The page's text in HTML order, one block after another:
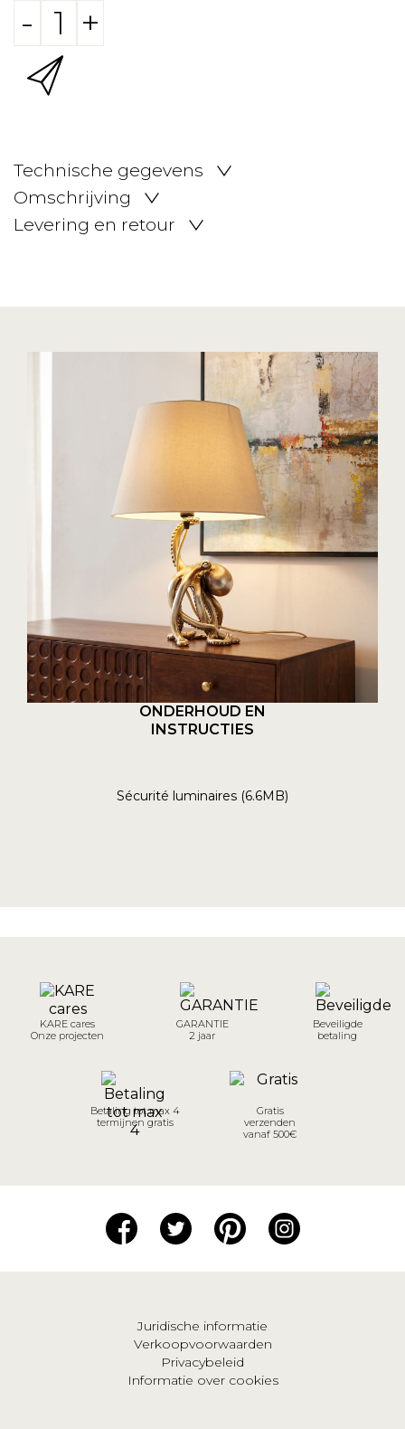
- +
Technische gegevens
Omschrijving
Levering en retour
ONDERHOUD EN
INSTRUCTIES
Sécurité luminaires (6.6MB)
KARE cares
Onze projecten
GARANTIE
2 jaar
Beveiligde
betaling
Betaling tot max 4
termijnen gratis
Gratis
verzenden
vanaf 500€
Juridische informatie
Verkoopvoorwaarden
Privacybeleid
Informatie over cookies